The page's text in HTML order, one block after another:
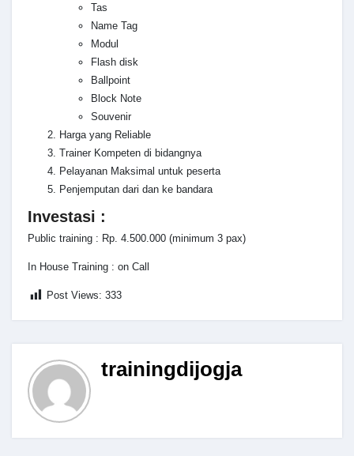
Tas
Name Tag
Modul
Flash disk
Ballpoint
Block Note
Souvenir
Harga yang Reliable
Trainer Kompeten di bidangnya
Pelayanan Maksimal untuk peserta
Penjemputan dari dan ke bandara
Investasi :
Public training : Rp. 4.500.000 (minimum 3 pax)
In House Training : on Call
Post Views: 333
trainingdijogja